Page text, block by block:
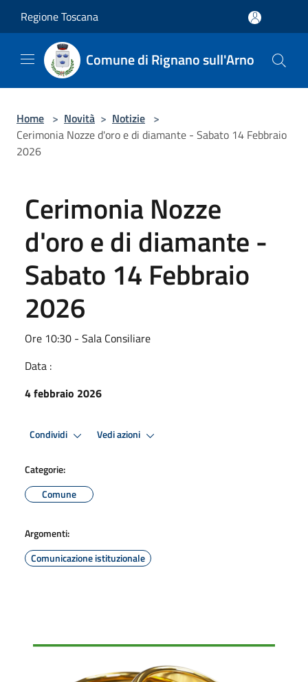
Regione Toscana
Comune di Rignano sull'Arno
Home > Novità > Notizie >
Cerimonia Nozze d'oro e di diamante - Sabato 14 Febbraio
2026
Cerimonia Nozze
d'oro e di diamante -
Sabato 14 Febbraio
2026
Ore 10:30 - Sala Consiliare
Data :
4 febbraio 2026
Condividi Vedi azioni
Categorie:
Comune
Argomenti:
Comunicazione istituzionale